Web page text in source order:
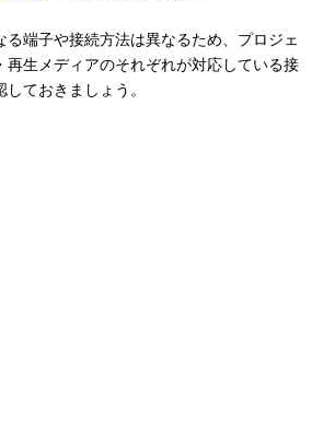
る端子や接続方法は異なるため、プロジェ
再生メディアのそれぞれが対応している接
ておきましょう。